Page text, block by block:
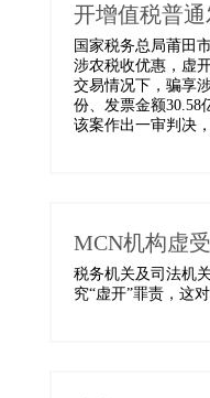
开增值税普
国家税务总局莆田
涉农税收优惠，虚
交易情况下，骗享
份、发票金额30.58
该案作出一审判决
MCN机构虚
税务机关及司法机
究“虚开”罪责，这